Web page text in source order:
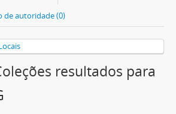
de autoridade (0)
resultados para